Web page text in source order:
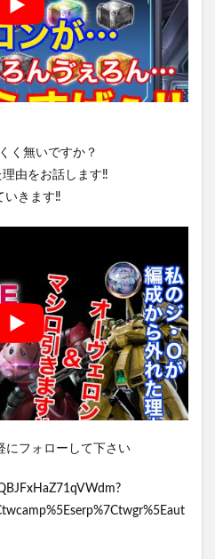
く無いですか？
由をお話します‼️
いきます‼️
にフォローして下さい